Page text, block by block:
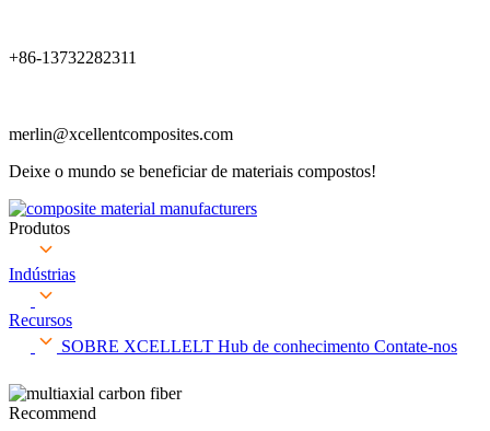
+86-13732282311
merlin@xcellentcomposites.com
Deixe o mundo se beneficiar de materiais compostos!
Produtos
Indústrias
Recursos
SOBRE XCELLELT Hub de conhecimento Contate-nos
Recommend